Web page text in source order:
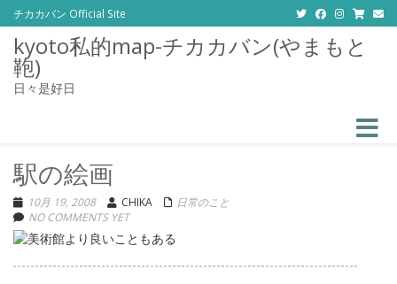
チカカバン Official Site
kyoto私的map-チカカバン(やまもと
鞄)
日々是好日
駅の絵画
10月 19, 2008 CHIKA
日常のこと
NO COMMENTS YET